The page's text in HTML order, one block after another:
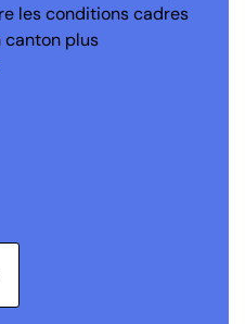
les conditions cadres
canton plus